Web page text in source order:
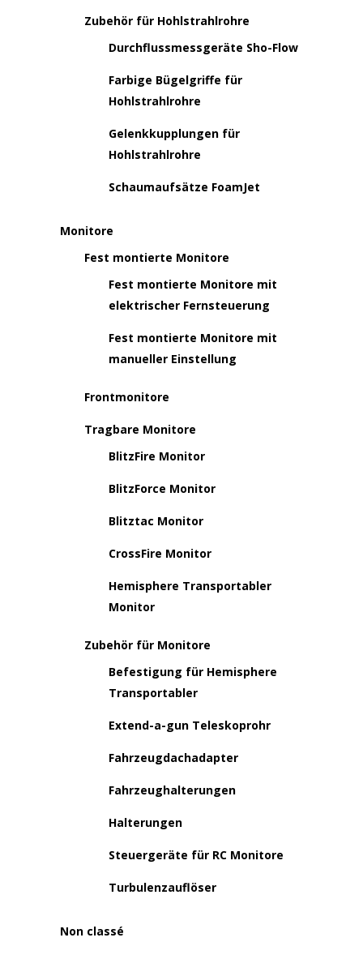
Zubehör für Hohlstrahlrohre
Durchflussmessgeräte Sho-Flow
Farbige Bügelgriffe für
Hohlstrahlrohre
Gelenkkupplungen für
Hohlstrahlrohre
Schaumaufsätze FoamJet
Monitore
Fest montierte Monitore
Fest montierte Monitore mit
elektrischer Fernsteuerung
Fest montierte Monitore mit
manueller Einstellung
Frontmonitore
Tragbare Monitore
BlitzFire Monitor
BlitzForce Monitor
Blitztac Monitor
CrossFire Monitor
Hemisphere Transportabler
Monitor
Zubehör für Monitore
Befestigung für Hemisphere
Transportabler
Extend-a-gun Teleskoprohr
Fahrzeugdachadapter
Fahrzeughalterungen
Halterungen
Steuergeräte für RC Monitore
Turbulenzauflöser
Non classé